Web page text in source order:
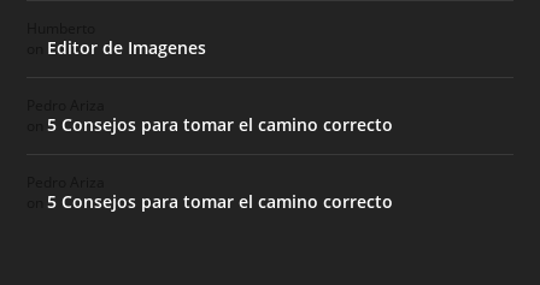
Editor de Imagenes
on5 Consejos para tomar el camino correcto
on5 Consejos para tomar el camino correcto